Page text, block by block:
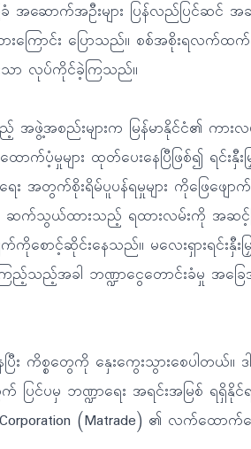
ောက်အဦးများ ပြန်လည်ပြင်ဆင် အဆ
ောင်း ပြောသည်။ စစ်အစိုးရလက်ထက်
းသာ လုပ်ကိုင်ခဲ့ကြသည်။
ဖွဲ့အစည်းများက မြန်မာနိုင်ငံ၏ ကားလမ်
ောက်ပံ့မှုများ ထုတ်ပေးနေပြီဖြစ်၍ ရင်းနှီး
အတွက်စိုးရိမ်ပူပန်ရမှုများ ကိုဖြေဖျေ
မြို့ကို ဆက်သွယ်ထားသည့် ရထားလမ်းကို အဆ
ကိုစောင့်ဆိုင်းနေသည်။ မလေးရှားရင်းနှီ
ကြည့်သည့်အခါ ဘဏ္ဍာငွေတောင်းခံမှု အ
ကိစ္စတွေကို နှေးကွေးသွားစေပါတယ်။
ပြင်ပမှ ဘဏ္ဍာရေး အရင်းအမြစ် ရရှိနို
Corporation (Matrade) ၏ လက်ထောက်